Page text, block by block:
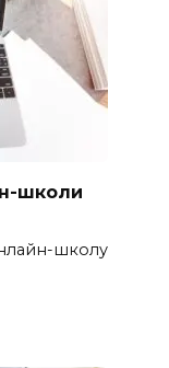
школи
школу